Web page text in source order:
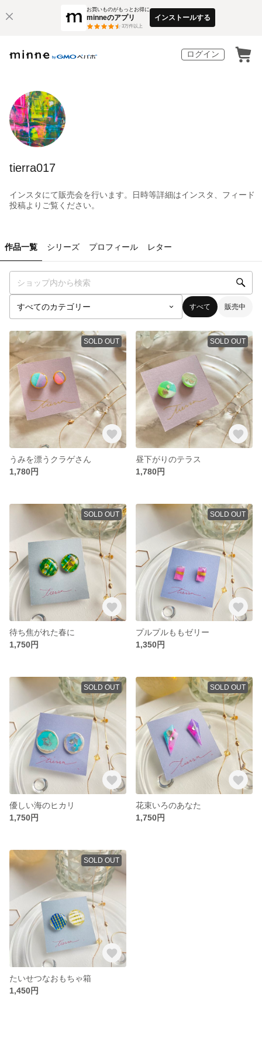
お買いものがもっとお得に
minneのアプリ
3万件以上
インストールする
ログイン
tierra017
インスタにて販売会を行います。日時等詳細はインスタ、フィード
投稿よりご覧ください。
作品一覧 シリーズ プロフィール レター
すべて 販売中
SOLD OUT
うみを漂うクラゲさん
1,780円
SOLD OUT
昼下がりのテラス
1,780円
SOLD OUT
待ち焦がれた春に
1,750円
SOLD OUT
プルプルももゼリー
1,350円
SOLD OUT
優しい海のヒカリ
1,750円
SOLD OUT
花束いろのあなた
1,750円
SOLD OUT
たいせつなおもちゃ箱
1,450円